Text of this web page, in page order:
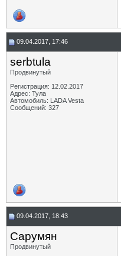
09.04.2017, 17:46
serbtula
Продвинутый
Регистрация: 12.02.2017
Адрес: Тула
Автомобиль: LADA Vesta
Сообщений: 327
09.04.2017, 18:43
Сарумян
Продвинутый